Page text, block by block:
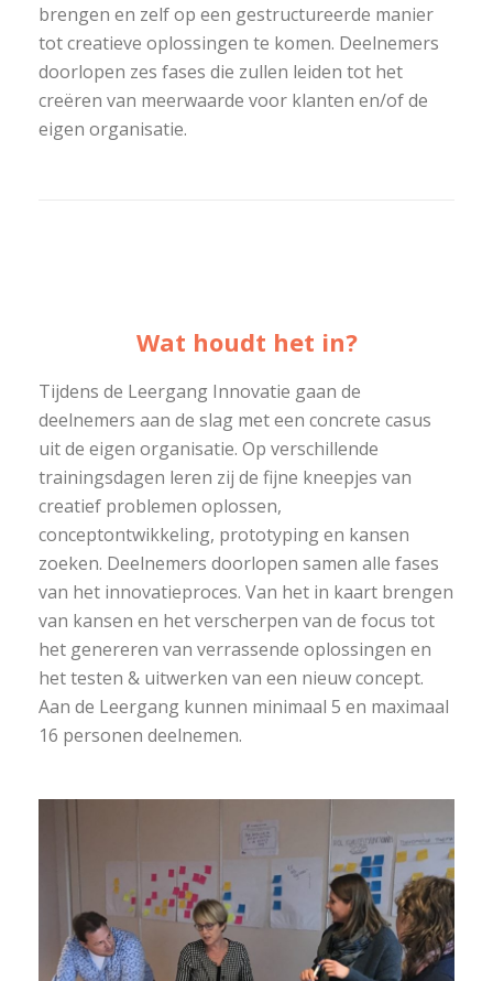
brengen en zelf op een gestructureerde manier
tot creatieve oplossingen te komen. Deelnemers
doorlopen zes fases die zullen leiden tot het
creëren van meerwaarde voor klanten en/of de
eigen organisatie.
Wat houdt het in?
Tijdens de Leergang Innovatie gaan de
deelnemers aan de slag met een concrete casus
uit de eigen organisatie. Op verschillende
trainingsdagen leren zij de fijne kneepjes van
creatief problemen oplossen,
conceptontwikkeling, prototyping en kansen
zoeken. Deelnemers doorlopen samen alle fases
van het innovatieproces. Van het in kaart brengen
van kansen en het verscherpen van de focus tot
het genereren van verrassende oplossingen en
het testen & uitwerken van een nieuw concept.
Aan de Leergang kunnen minimaal 5 en maximaal
16 personen deelnemen.